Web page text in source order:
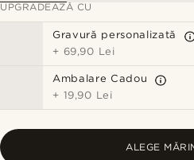
UPGRADEAZĂ CU
Gravură personalizată
+ 69,90 Lei
Ambalare Cadou
+ 19,90 Lei
ALEGE